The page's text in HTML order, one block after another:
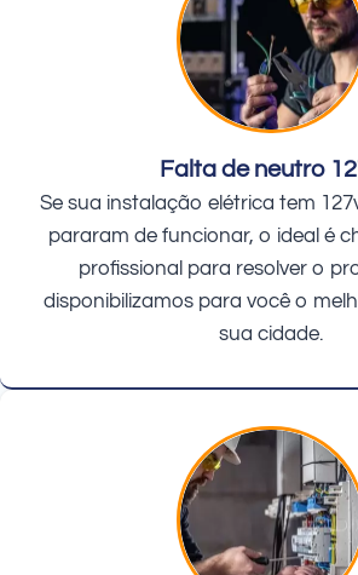
Falta de neutro
Se sua instalação elétrica tem
pararam de funcionar, o ideal é
profissional para resolver o
disponibilizamos para você o
sua cidade.